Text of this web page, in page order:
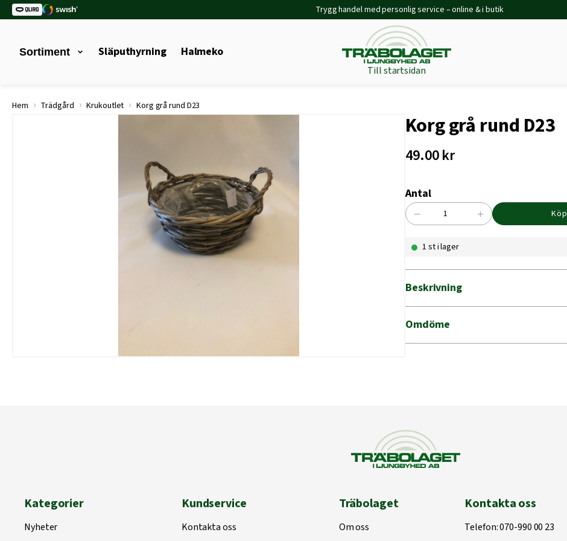
Trygg handel med personlig service – online & i butik
Sortiment Släputhyrning Halmeko
Till startsidan
Hem › Trädgård › Krukoutlet › Korg grå rund D23
Korg grå rund D23
49.00kr
Antal
Korg
rund
mängd
− + Köp
1 st i lager
Beskrivning
Omdöme
Kategorier
Nyheter
Kundservice
Kontakta oss
Träbolaget
Om oss
Kontakta oss
Telefon:070-990 00 23